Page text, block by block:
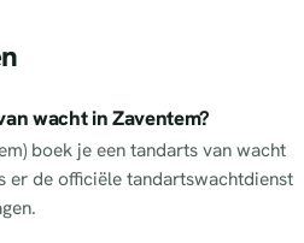
wacht in Zaventem?
boek je een tandarts van wacht
er de officiële tandartswachtdienst